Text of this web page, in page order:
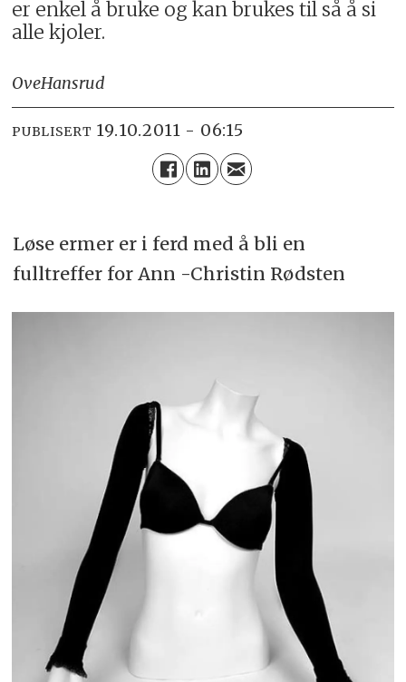
er enkel å bruke og kan brukes til så å si
alle kjoler.
OveHansrud
PUBLISERT 19.10.2011 - 06:15
Løse ermer er i ferd med å bli en
fulltreffer for Ann -Christin Rødsten